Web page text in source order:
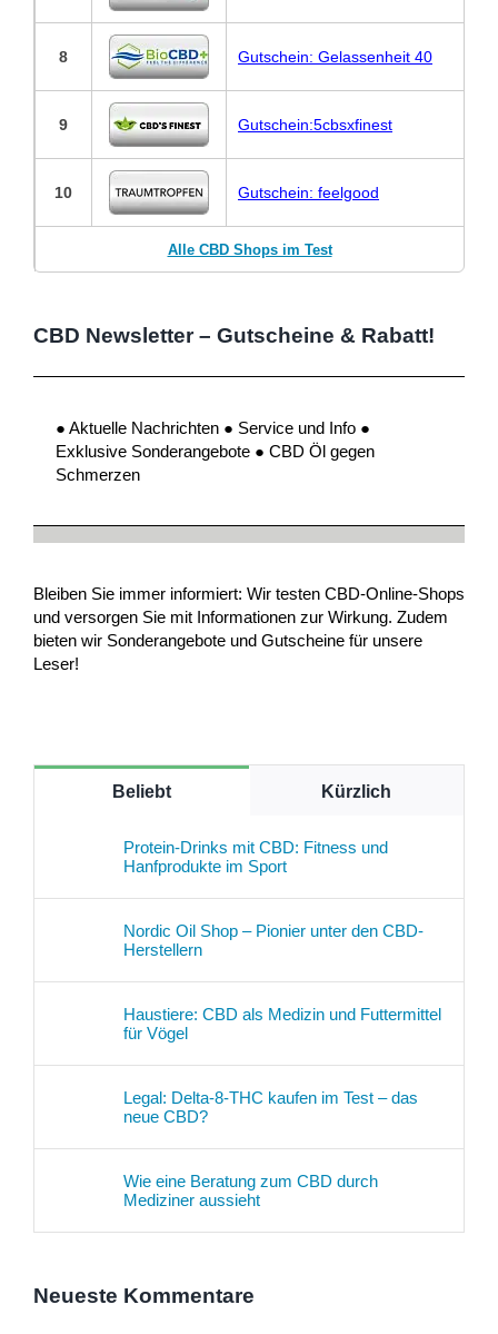
8 Gutschein: Gelassenheit 40
9 Gutschein:5cbsxfinest
10 Gutschein: feelgood
Alle CBD Shops im Test
CBD Newsletter – Gutscheine & Rabatt!
● Aktuelle Nachrichten ● Service und Info ●
Exklusive Sonderangebote ● CBD Öl gegen
Schmerzen
Bleiben Sie immer informiert: Wir testen CBD-Online-Shops
und versorgen Sie mit Informationen zur Wirkung. Zudem
bieten wir Sonderangebote und Gutscheine für unsere
Leser!
Beliebt Kürzlich
Protein-Drinks mit CBD: Fitness und
Hanfprodukte im Sport
Nordic Oil Shop – Pionier unter den CBD-
Herstellern
Haustiere: CBD als Medizin und Futtermittel
für Vögel
Legal: Delta-8-THC kaufen im Test – das
neue CBD?
Wie eine Beratung zum CBD durch
Mediziner aussieht
Neueste Kommentare